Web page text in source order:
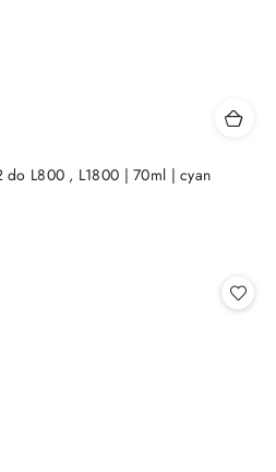
do L800 , L1800 | 70ml | cyan